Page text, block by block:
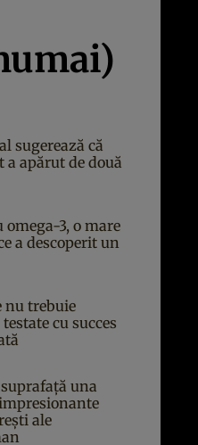
sugerează că
a apărut de două
3, o mare
a descoperit un
nu trebuie
cu succes
suprafață una
ale